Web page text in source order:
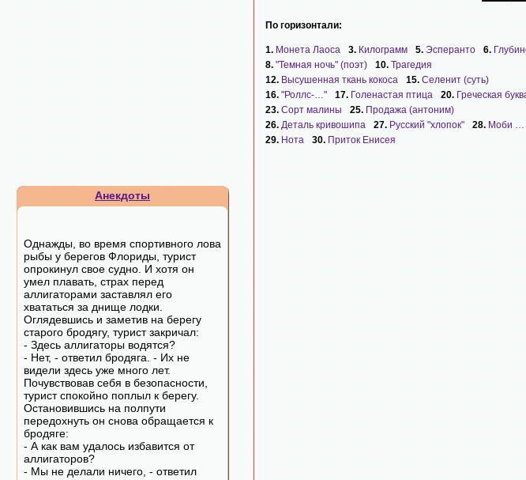
Анекдоты
Однажды, во время спортивного лова
рыбы у берегов Флориды, турист
опрокинул свое судно. И хотя он
умел плавать, страх перед
аллигаторами заставлял его
хвататься за днище лодки.
Оглядевшись и заметив на берегу
старого бродягу, турист закричал:
- Здесь аллигаторы водятся?
- Нет, - ответил бродяга. - Их не
видели здесь уже много лет.
Почувствовав себя в безопасности,
турист спокойно поплыл к берегу.
Остановившись на полпути
передохнуть он снова обращается к
бродяге:
- А как вам удалось избавится от
аллигаторов?
- Мы не делали ничего, - ответил
По горизонтали:
1. Монета Лаоса 3. Килограмм 5. Эсперанто 6.
8. "Темная ночь" (поэт) 10. Трагедия
12. Высушенная ткань кокоса 15. Селенит (суть)
16. "Роллс-…" 17. Голенастая птица 20. Греческая
23. Сорт малины 25. Продажа (антоним)
26. Деталь кривошипа 27. Русский "хлопок" 28. Моби …
29. Нота 30. Приток Енисея